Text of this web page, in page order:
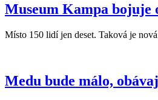
Museum Kampa bojuje
Místo 150 lidí jen deset. Taková je
Medu bude málo,